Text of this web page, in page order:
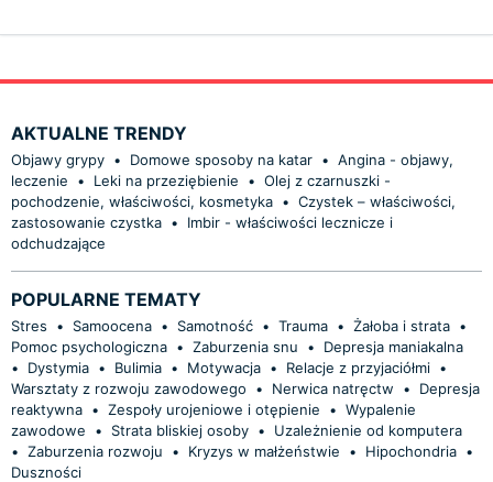
AKTUALNE TRENDY
Objawy grypy • Domowe sposoby na katar • Angina - objawy,
leczenie
• Leki na przeziębienie • Olej z czarnuszki -
pochodzenie, właściwości, kosmetyka • Czystek – właściwości,
zastosowanie czystka •
Imbir - właściwości lecznicze i
odchudzające
POPULARNE TEMATY
Stres • Samoocena • Samotność • Trauma • Żałoba i strata •
Pomoc psychologiczna • Zaburzenia snu •
Depresja maniakalna
•
Dystymia • Bulimia • Motywacja • Relacje z przyjaciółmi •
Warsztaty z rozwoju zawodowego
• Nerwica natręctw •
Depresja
reaktywna • Zespoły urojeniowe i otępienie • Wypalenie
zawodowe
• Strata bliskiej osoby •
Uzależnienie od komputera
• Zaburzenia rozwoju • Kryzys w małżeństwie • Hipochondria •
Duszności